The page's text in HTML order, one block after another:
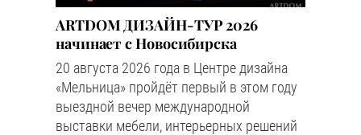
ARTDOM ДИЗАЙН-ТУР 2026
начинает с Новосибирска
20 августа 2026 года в Центре дизайна
«Мельница» пройдёт первый в этом году
выездной вечер международной
выставки мебели, интерьерных решений